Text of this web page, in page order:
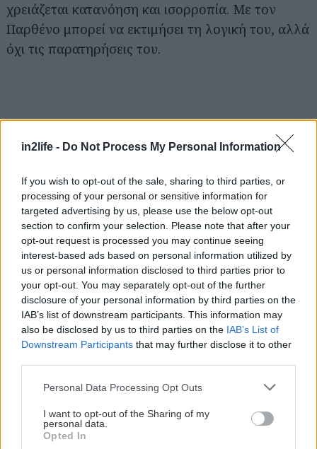
in2life - Do Not Process My Personal Information
If you wish to opt-out of the sale, sharing to third parties, or
processing of your personal or sensitive information for
targeted advertising by us, please use the below opt-out
section to confirm your selection. Please note that after your
opt-out request is processed you may continue seeing
interest-based ads based on personal information utilized by
us or personal information disclosed to third parties prior to
your opt-out. You may separately opt-out of the further
disclosure of your personal information by third parties on the
IAB’s list of downstream participants. This information may
also be disclosed by us to third parties on the IAB’s List of
Downstream Participants that may further disclose it to other
Please note that this website/app uses one or more Google
not limited to your visit or usage behaviour. You may click to
grant or deny consent to Google and its third-party tags to
use your data for below specified purposes in below Google
Personal Data Processing Opt Outs
I want to opt-out of the Sharing of my
personal data.
Opted In
χρειάζεται κατανόηση και ισορροπία. Με τον
Παρθένο μπορεί να εκτιμήσει τη λογική του, αλλά
όχι τις παρατηρήσεις του.